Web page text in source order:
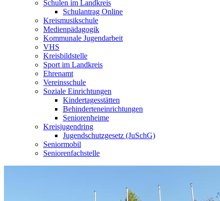
Schulen im Landkreis
Schulantrag Online
Kreismusikschule
Medienpädagogik
Kommunale Jugendarbeit
VHS
Kreisbildstelle
Sport im Landkreis
Ehrenamt
Vereinsschule
Soziale Einrichtungen
Kindertagesstätten
Behinderteneinrichtungen
Seniorenheime
Kreisjugendring
Jugendschutzgesetz (JuSchG)
Seniormobil
Seniorenfachstelle